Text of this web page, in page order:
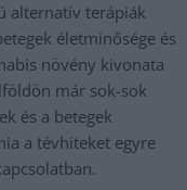
alternatív terápiák
életminősége és
növény kivonata
már sok-sok
és a betegek
a tévhiteket egyre